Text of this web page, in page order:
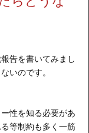
告を書いてみまし
いのです。
性を知る必要があ
等制約も多く一筋